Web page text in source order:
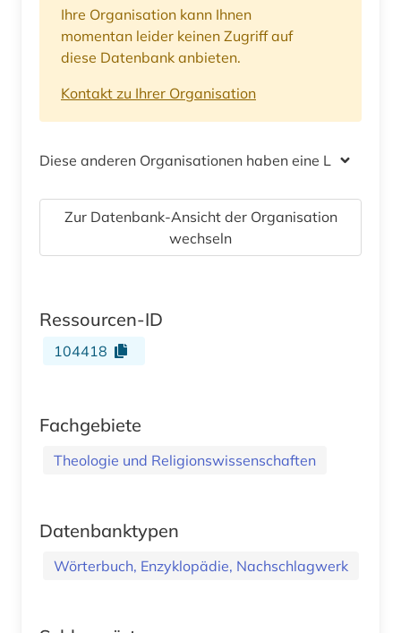
Ihre Organisation kann Ihnen
momentan leider keinen Zugriff auf
diese Datenbank anbieten.
Kontakt zu Ihrer Organisation
Diese anderen Organisationen haben eine Lizenz
Zur Datenbank-Ansicht der Organisation
wechseln
Ressourcen-ID
104418
Fachgebiete
Theologie und Religionswissenschaften
Datenbanktypen
Wörterbuch, Enzyklopädie, Nachschlagwerk